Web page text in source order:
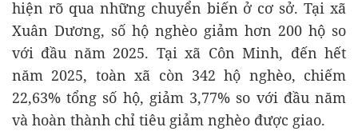
hiện rõ qua những chuyển biến ở cơ sở. Tại xã
Xuân Dương, số hộ nghèo giảm hơn 200 hộ so
với đầu năm 2025. Tại xã Côn Minh, đến hết
năm 2025, toàn xã còn 342 hộ nghèo, chiếm
22,63% tổng số hộ, giảm 3,77% so với đầu năm
và hoàn thành chỉ tiêu giảm nghèo được giao.